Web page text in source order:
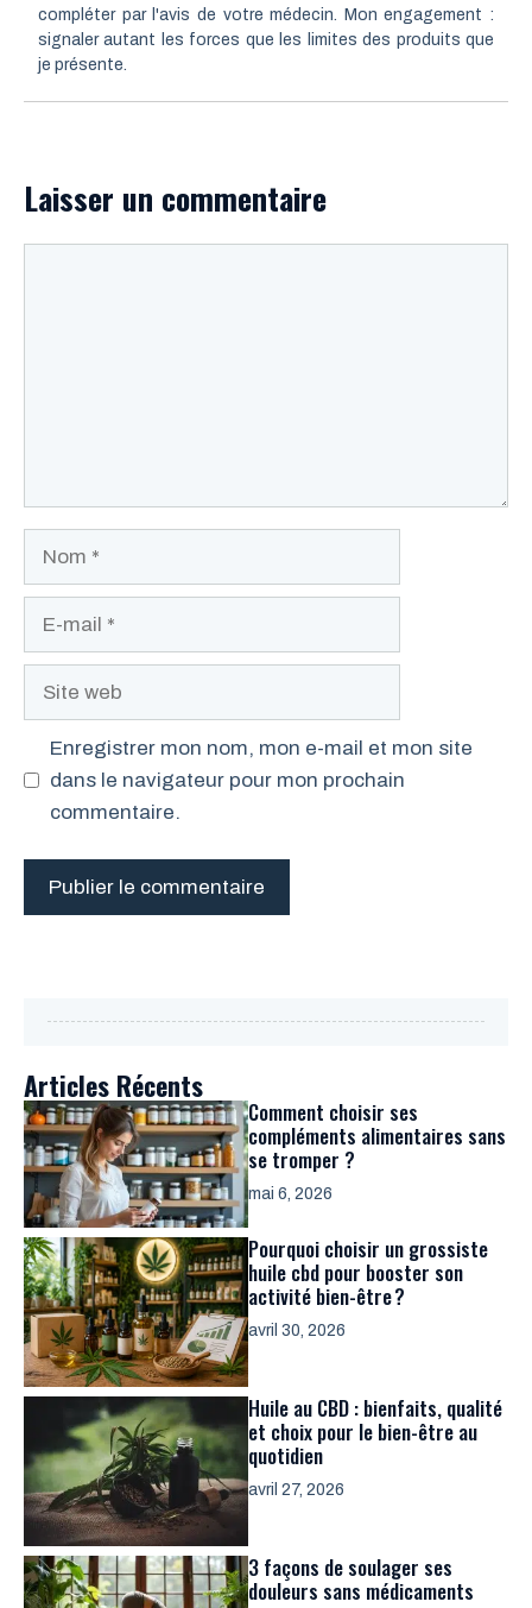
compléter par l'avis de votre médecin. Mon engagement :
signaler autant les forces que les limites des produits que
je présente.
Laisser un commentaire
Site
Enregistrer mon nom, mon e-mail et mon site
dans le navigateur pour mon prochain
commentaire.
Articles Récents
Comment choisir ses
compléments alimentaires sans
se tromper ?
mai 6, 2026
Pourquoi choisir un grossiste
huile cbd pour booster son
activité bien-être ?
avril 30, 2026
Huile au CBD : bienfaits, qualité
et choix pour le bien-être au
quotidien
avril 27, 2026
3 façons de soulager ses
douleurs sans médicaments